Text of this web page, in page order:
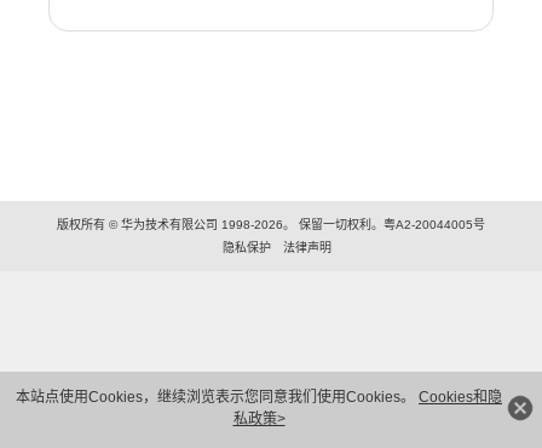
本站点使用Cookies，继续浏览表示您同意我们使用Cookies。 Cookies和隐
私政策>
版权所有 © 华为技术有限公司 1998-2026。 保留一切权利。粤A2-20044005号
隐私保护
法律声明